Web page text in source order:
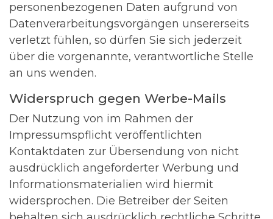
personenbezogenen Daten aufgrund von
Datenverarbeitungsvorgängen unsererseits
verletzt fühlen, so dürfen Sie sich jederzeit
über die vorgenannte, verantwortliche Stelle
an uns wenden.
Widerspruch gegen Werbe-Mails
Der Nutzung von im Rahmen der
Impressumspflicht veröffentlichten
Kontaktdaten zur Übersendung von nicht
ausdrücklich angeforderter Werbung und
Informationsmaterialien wird hiermit
widersprochen. Die Betreiber der Seiten